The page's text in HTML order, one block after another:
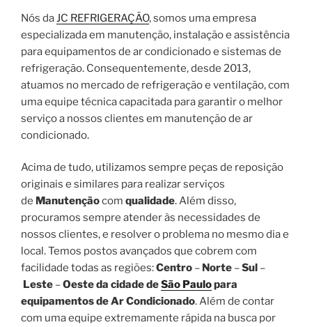
Nós daJC REFRIGERAÇÃO, somos uma empresa
especializada em manutenção, instalação e assistência
para equipamentos de ar condicionado e sistemas de
refrigeração. Consequentemente, desde 2013,
atuamos no mercado de refrigeração e ventilação, com
uma equipe técnica capacitada para garantir o melhor
serviço a nossos clientes em manutenção de ar
condicionado.
Acima de tudo, utilizamos sempre peças de reposição
originais e similares para realizar serviços
de Manutençãocom qualidade. Além disso,
procuramos sempre atender às necessidades de
nossos clientes, e resolver o problema no mesmo dia e
local. Temos postos avançados que cobrem com
facilidade todas as regiões:Centro – Norte –Sul –
Leste –Oeste da cidade deSão Paulopara
equipamentos de Ar Condicionado. Além de contar
com uma equipe extremamente rápida na busca por